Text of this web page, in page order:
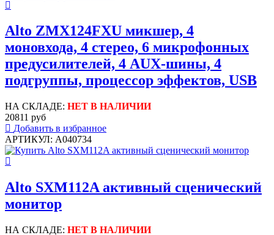
Alto ZMX124FXU микшер, 4
моновхода, 4 стерео, 6 микрофонных
предусилителей, 4 AUX-шины, 4
подгруппы, процессор эффектов, USB
НА СКЛАДЕ: НЕТ В НАЛИЧИИ
20811 руб
Добавить в избранное
АРТИКУЛ: A040734
Alto SXM112A активный сценический
монитор
НА СКЛАДЕ: НЕТ В НАЛИЧИИ